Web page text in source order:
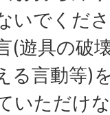
いでくだ
(遊具の破
る言動等)
いただけ